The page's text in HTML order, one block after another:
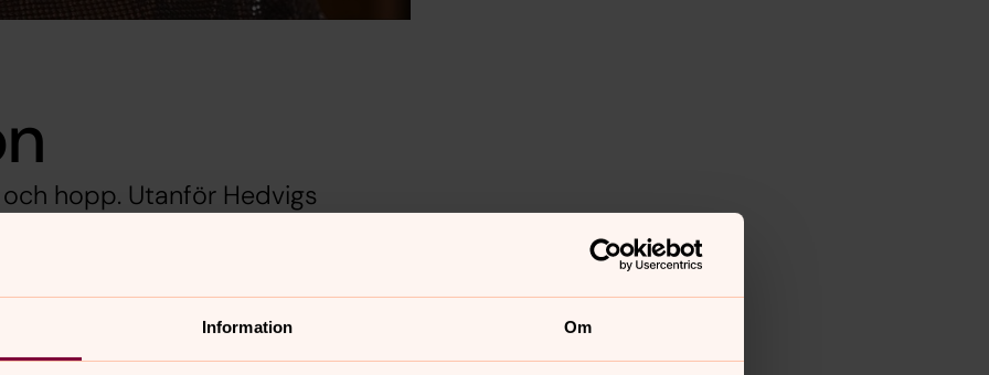
Information Om
hopp. Utanför Hedvigs
av nåd”, tillägnad Erik
reflekterar och organist Ulf